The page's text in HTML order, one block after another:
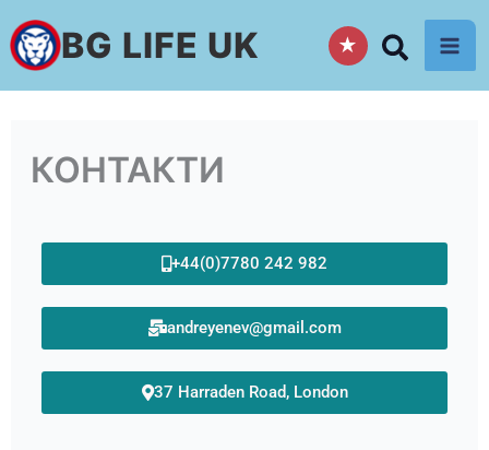
Skip
to
content
BG LIFE UK ★
КОНТАКТИ
+44(0)7780 242 982
andreyenev@gmail.com
37 Harraden Road, London